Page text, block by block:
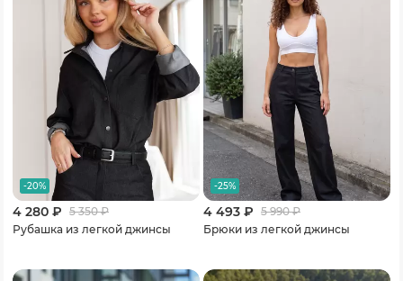
-20%
4 280 ₽ 5 350₽
Рубашка из легкой джинсы
-25%
4 493 ₽ 5 990₽
Брюки из легкой джинсы